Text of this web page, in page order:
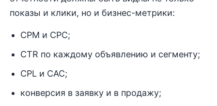
показы и клики, но и бизнес-метрики:
CPM и CPC;
CTR по каждому объявлению и сегменту;
CPL и CAC;
конверсия в заявку и в продажу;